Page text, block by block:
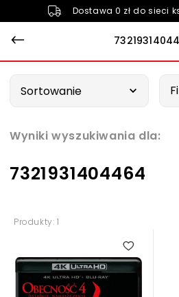
Dostawa 0 zł do sieci
Wyniki wyszukiwania dla:
7321931404464
Sortowanie
Produkty: 1